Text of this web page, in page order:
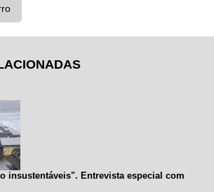
insustentáveis". Entrevista especial com